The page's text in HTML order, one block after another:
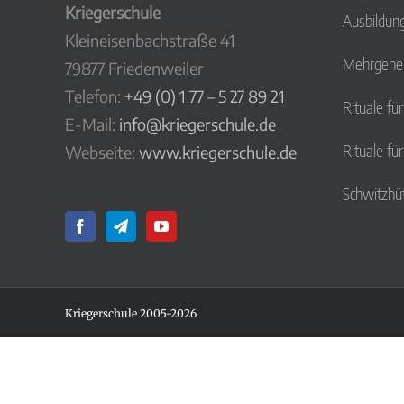
Kriegerschule
Kleineisenbachstraße 41
79877 Friedenweiler
Telefon: +49 (0) 1 77 – 5 27 89 21
E-Mail: info@kriegerschule.de
Webseite: www.kriegerschule.de
Rituale
Rituale
Kriegerschule 2005-2026